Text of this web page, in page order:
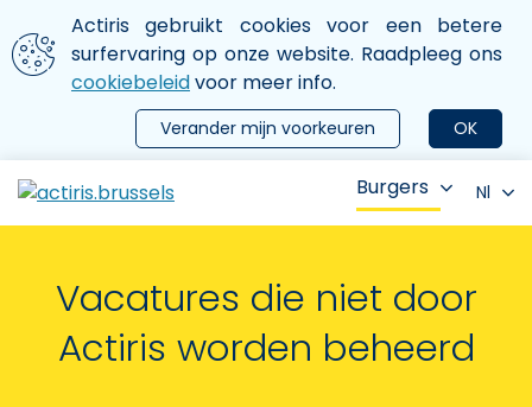
Aller au contenu principal
We gebruiken cookies
Actiris gebruikt cookies voor een betere
surfervaring op onze website. Raadpleeg ons
cookiebeleidvoor meer info.
OK
Verander mijn voorkeuren
le menu
Burgers Nl
Vacatures die niet door
Actiris worden beheerd